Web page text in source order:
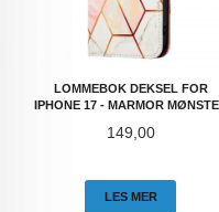
LOMMEBOK DEKSEL FOR
IPHONE 17 - MARMOR
Pris
149,00
LES MER